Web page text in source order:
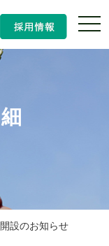
ナ
ビ
ゲ
設のお知らせ